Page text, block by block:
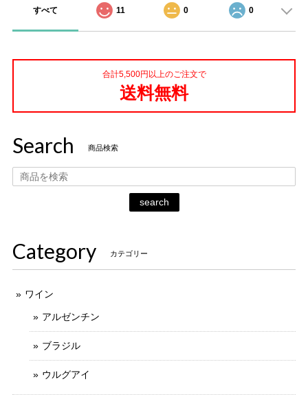
すべて 11 0 0
合計5,500円以上のご注文で
送料無料
Search 商品検索
search
Category カテゴリー
ワイン
アルゼンチン
ブラジル
ウルグアイ